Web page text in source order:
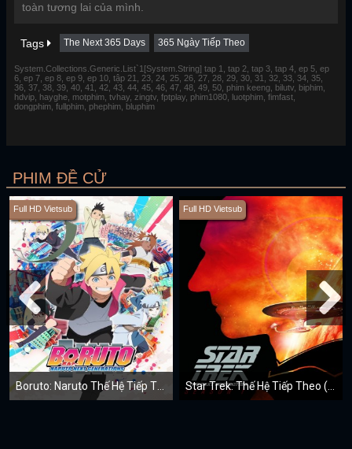
toàn tương lai của mình.
Tags The Next 365 Days 365 Ngày Tiếp Theo
System.Collections.Generic.List`1[System.String] tap 1, tap 2, tap 3, tap 4, ep 5, ep
6, ep 7, ep 8, ep 9, ep 10, tập 21, 23, 24, 25, 26, 27, 28, 29, 30, 31, 32, 33, 34, 35,
36, 37, 38, 39, 40, 41, 42, 43, 44, 45, 46, 47, 48, 49, 50, phim keeng, bilutv, biphim,
hdvip, hayghe, motphim, tvhay, zingtv, fptplay, phim1080, luotphim, fimfast,
dongphim, fullphim, phephim, bluphim
PHIM ĐỀ CỬ
Full HD Vietsub Full HD Vietsub